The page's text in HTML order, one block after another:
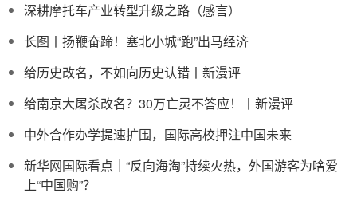
深耕摩托车产业转型升级之路（感言）
长图丨扬鞭奋蹄！塞北小城“跑”出马经济
给历史改名，不如向历史认错丨新漫评
给南京大屠杀改名？30万亡灵不答应！丨新漫评
中外合作办学提速扩围，国际高校押注中国未来
新华网国际看点｜“反向海淘”持续火热，外国游客为啥爱
上“中国购”？